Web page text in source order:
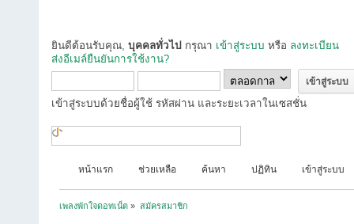
ยินดีต้อนรับคุณ, บุคคลทั่วไป กรุณา เข้าสู่ระบบ หรือ ลงทะเบียน
ส่งอีเมล์ยืนยันการใช้งาน?
เข้าสู่ระบบด้วยชื่อผู้ใช้ รหัสผ่าน และระยะเวลาในเซสชั่น
หน้าแรก ช่วยเหลือ ค้นหา ปฏิทิน เข้าสู่ระบบ
เพลงพักใจดอทเน็ต » สมัครสมาชิก